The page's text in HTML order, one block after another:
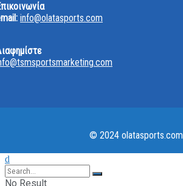
info@olatasports.com
© 2024 olatasports.com
No Result